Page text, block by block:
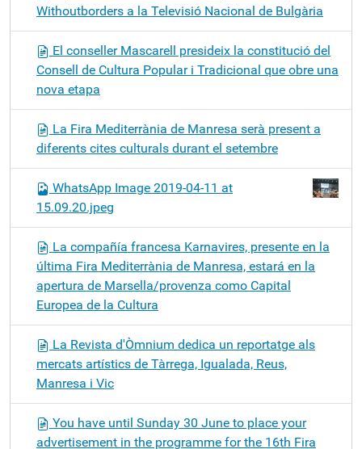
Withoutborders a la Televisió Nacional de Bulgària
El conseller Mascarell presideix la constitució del
Consell de Cultura Popular i Tradicional que obre una
nova etapa
La Fira Mediterrània de Manresa serà present a
diferents cites culturals durant el setembre
WhatsApp Image 2019-04-11 at
15.09.20.jpeg
La compañía francesa Karnavires, presente en la
última Fira Mediterrània de Manresa, estará en la
apertura de Marsella/provenza como Capital
Europea de la Cultura
La Revista d'Òmnium dedica un reportatge als
mercats artístics de Tàrrega, Igualada, Reus,
Manresa i Vic
You have until Sunday 30 June to place your
advertisement in the programme for the 16th Fira